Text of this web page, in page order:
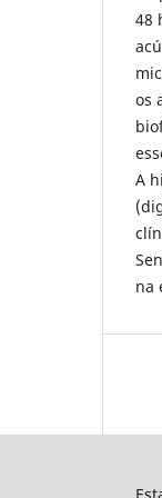
48
os
A
na